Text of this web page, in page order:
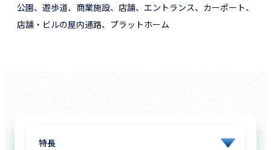
公園、遊歩道、商業施設、店舗、エントランス、カーポート、
店舗・ビルの屋内通路、プラットホーム